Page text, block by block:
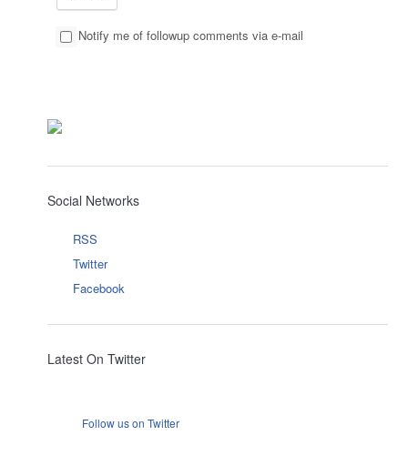
Notify me of followup comments via e-mail
Social Networks
RSS
Twitter
Facebook
Latest On Twitter
Follow us on Twitter